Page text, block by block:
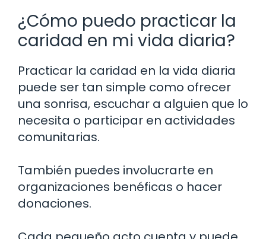
¿Cómo puedo practicar la
caridad en mi vida diaria?
Practicar la caridad en la vida diaria
puede ser tan simple como ofrecer
una sonrisa, escuchar a alguien que lo
necesita o participar en actividades
comunitarias.
También puedes involucrarte en
organizaciones benéficas o hacer
donaciones.